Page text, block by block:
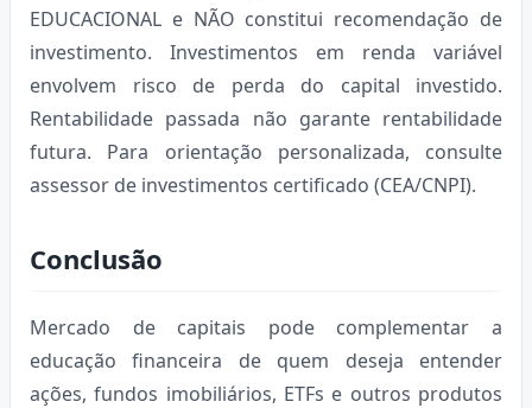
EDUCACIONAL e NÃO constitui recomendação de
investimento. Investimentos em renda variável
envolvem risco de perda do capital investido.
Rentabilidade passada não garante rentabilidade
futura. Para orientação personalizada, consulte
assessor de investimentos certificado (CEA/CNPI).
Conclusão
Mercado de capitais pode complementar a
educação financeira de quem deseja entender
ações, fundos imobiliários, ETFs e outros produtos